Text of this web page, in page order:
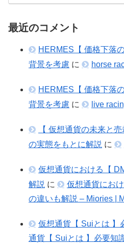
最近のコメント
HERMES【 価格下落
背景を考慮 に horse
HERMES【 価格下落
背景を考慮 に live
【 仮想通貨の未来と
の実態をもとに解説 に
仮想通貨における【
解説 に
仮想通貨にお
の違いも解説 – Miories |
仮想通貨【 Suiとは 】
通貨【 Suiとは 】必要知